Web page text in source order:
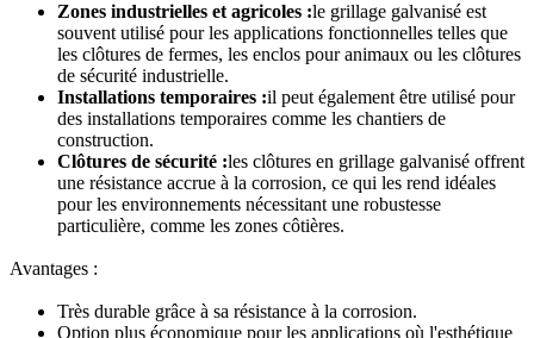
Zones industrielles et agricoles :le grillage galvanisé est
souvent utilisé pour les applications fonctionnelles telles que
les clôtures de fermes, les enclos pour animaux ou les clôtures
de sécurité industrielle.
Installations temporaires :il peut également être utilisé pour
des installations temporaires comme les chantiers de
construction.
Clôtures de sécurité :les clôtures en grillage galvanisé offrent
une résistance accrue à la corrosion, ce qui les rend idéales
pour les environnements nécessitant une robustesse
particulière, comme les zones côtières.
Avantages :
Très durable grâce à sa résistance à la corrosion.
Option plus économique pour les applications où l'esthétique